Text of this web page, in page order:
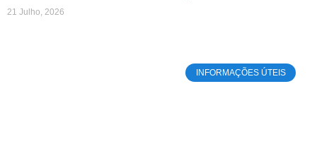
21 Julho, 2026
INFORMAÇÕES ÚTEIS